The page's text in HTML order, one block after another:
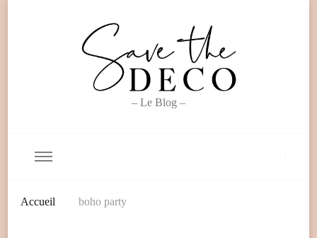
– Le Blog –
Accueil boho party